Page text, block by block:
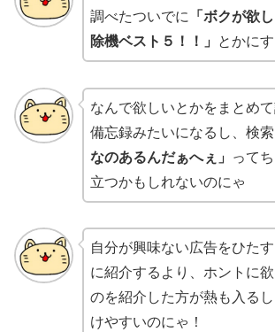
調べたついでに 「ボクが欲
除機ベスト５！！」
とかに
なんで欲しいとかをまとめ
備忘録みたいになるし、検
なのあるんだぁへぇ」
って
立つかもしれないのにゃ
自分が興味ない広告をひた
に紹介するより、ホントに
のを紹介した方が熱も入る
けやすいのにゃ！